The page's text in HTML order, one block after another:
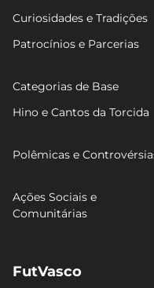
Curiosidades e Tradições
Patrocínios e Parcerias
Categorias de Base
Hino e Cantos da Torcida
Polêmicas e
Ações Sociais e
Comunitárias
FutVasco